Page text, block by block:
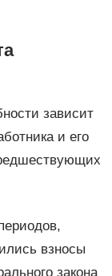
зависит
и его
взносы
закона